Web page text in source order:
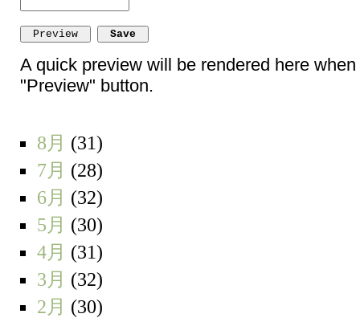
A quick preview will be rendered here
"Preview" button.
8月 (31)
7月 (28)
6月 (32)
5月 (30)
4月 (31)
3月 (32)
2月 (30)